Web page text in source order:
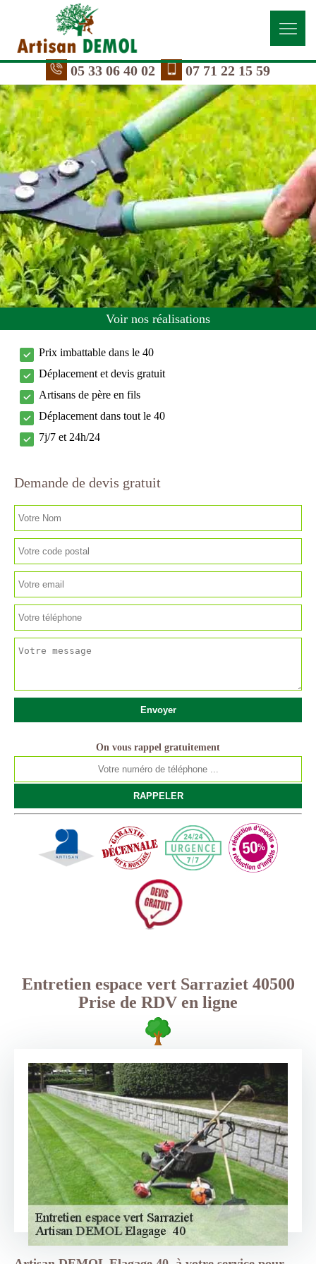
05 33 06 40 02 07 71 22 15 59
Voir nos réalisations
Prix imbattable dans le 40
Déplacement et devis gratuit
Artisans de père en fils
Déplacement dans tout le 40
7j/7 et 24h/24
Demande de devis gratuit
On vous rappel gratuitement
Entretien espace vert Sarraziet 40500
Prise de RDV en ligne